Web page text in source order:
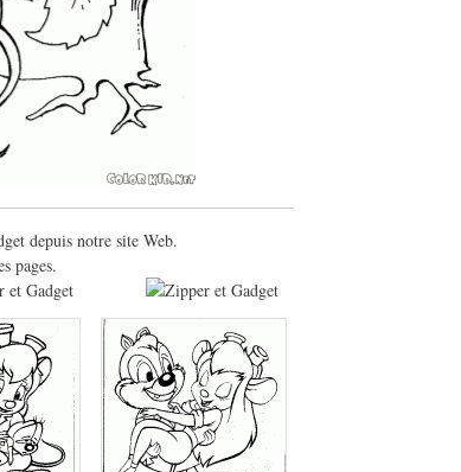
depuis notre site Web.
pages.